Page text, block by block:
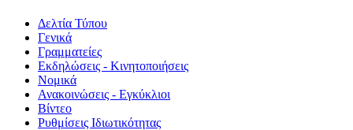
Δελτία Τύπου
Γενικά
Γραμματείες
Εκδηλώσεις - Κινητοποιήσεις
Νομικά
Ανακοινώσεις - Εγκύκλιοι
Βίντεο
Ρυθμίσεις Ιδιωτικότητας